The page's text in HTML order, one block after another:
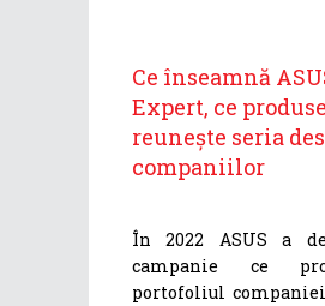
Ce înseamnă
Expert, ce produse
reunește seria
companiilor
În 2022 ASUS a
campanie ce
portofoliul